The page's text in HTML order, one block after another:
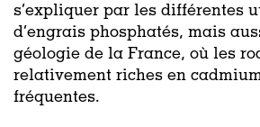
s’expliquer par les différentes
d’engrais phosphatés, mais
géologie de la France, où les
relativement riches en
fréquentes.